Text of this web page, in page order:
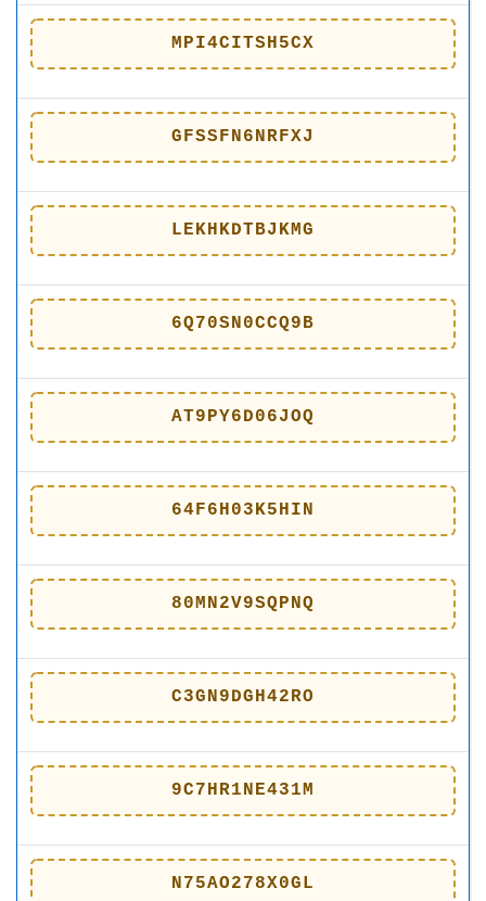
MPI4CITSH5CX
GFSSFN6NRFXJ
LEKHKDTBJKMG
6Q70SN0CCQ9B
AT9PY6D06JOQ
64F6H03K5HIN
80MN2V9SQPNQ
C3GN9DGH42RO
9C7HR1NE431M
N75AO278X0GL